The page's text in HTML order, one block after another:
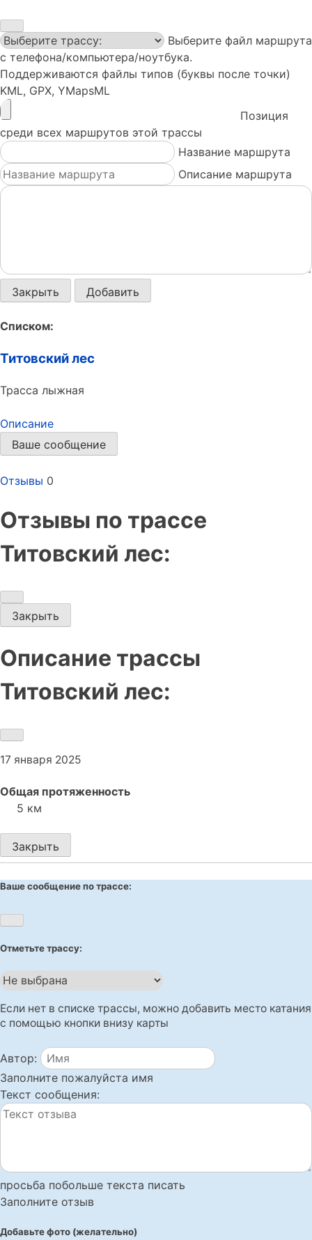
Выберите файл маршрута
с телефона/компьютера/ноутбука.
Поддерживаются файлы типов (буквы после точки)
KML, GPX, YMapsML
Позиция
среди всех маршрутов этой трассы
Название маршрута
Описание маршрута
Закрыть Добавить
Списком:
Титовский лес
Трасса лыжная
Описание
Ваше сообщение
Отзывы 0
Отзывы по трассе
Титовский лес:
Закрыть
Описание трассы
Титовский лес:
17 января 2025
Общая протяженность
5 км
Закрыть
Ваше сообщение по трассе:
Отметьте трассу:
Если нет в списке трассы, можно добавить место катания
с помощью кнопки внизу карты
Автор:
Заполните пожалуйста имя
Текст сообщения:
просьба побольше текста писать
Заполните отзыв
Добавьте фото (желательно)